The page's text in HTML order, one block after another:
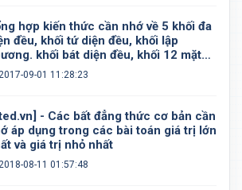
hợp kiến thức cần nhớ về 5 khối đa
đều, khối tứ diện đều, khối lập
khối bát diện đều, khối 12 mặt
khối 20 mặt đều
09-01 11:28:23
- Các bất đẳng thức cơ bản cần
áp dụng trong các bài toán giá trị lớn
và giá trị nhỏ nhất
08-11 01:57:48